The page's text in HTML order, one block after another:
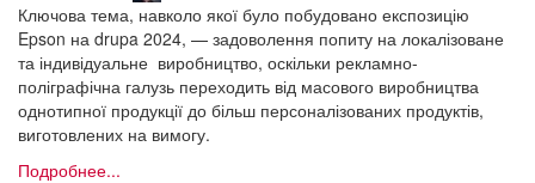
Ключова тема, навколо якої було побудовано експозицію
Epson на drupa 2024, — задоволення попиту на локалізоване
та індивідуальне виробництво, оскільки рекламно-
поліграфічна галузь переходить від масового виробництва
однотипної продукції до більш персоналізованих продуктів,
виготовлених на вимогу.
Подробнее...